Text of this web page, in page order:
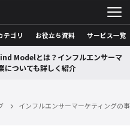
テゴリ お役立ち資料 サービス一覧
Modelとは？インフルエンサーマ
についても詳しく紹介
インフルエンサーマーケティングの